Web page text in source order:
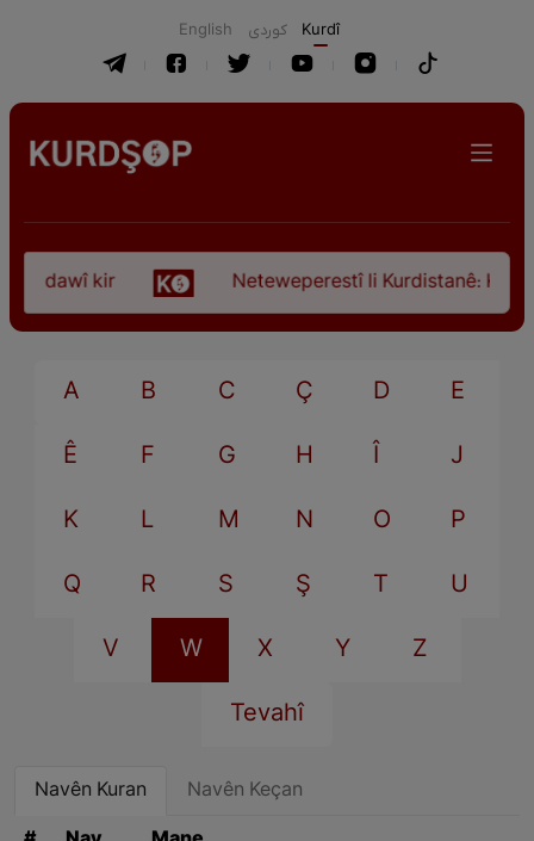
English كوردی Kurdî
dawî kir Neteweperestî li Kurdistanê:
A B C Ç D E
Ê F G H Î J
K L M N O P
Q R S Ş T U
V W X Y Z
Tevahî
Navên Kuran Navên Keçan